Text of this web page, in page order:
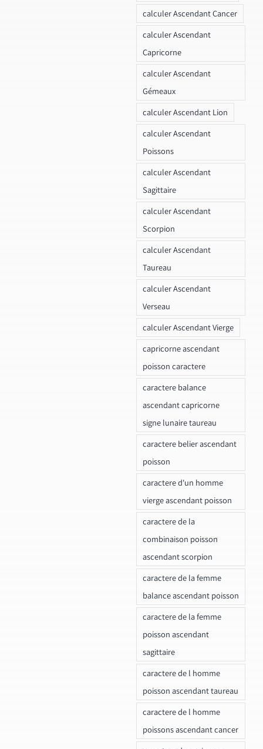
calculer Ascendant Cancer
calculer Ascendant
Capricorne
calculer Ascendant
Gémeaux
calculer Ascendant Lion
calculer Ascendant
Poissons
calculer Ascendant
Sagittaire
calculer Ascendant
Scorpion
calculer Ascendant
Taureau
calculer Ascendant
Verseau
calculer Ascendant Vierge
capricorne ascendant
poisson caractere
caractere balance
ascendant capricorne
signe lunaire taureau
caractere belier ascendant
poisson
caractere d'un homme
vierge ascendant poisson
caractere de la
combinaison poisson
ascendant scorpion
caractere de la femme
balance ascendant poisson
caractere de la femme
poisson ascendant
sagittaire
caractere de l homme
poisson ascendant taureau
caractere de l homme
poissons ascendant cancer